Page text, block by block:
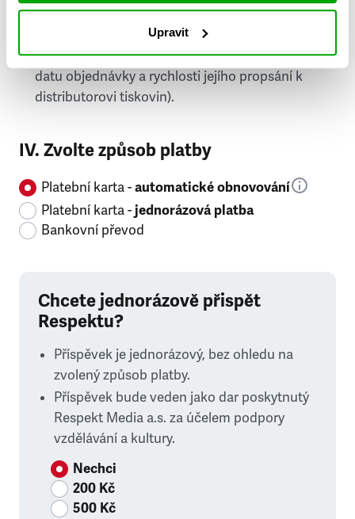
Upravit
doručování týdeníku Respekt v tištěné verzi, na
první vydání ve vaší schránce se můžete těšit
příští, nejpozději přespříští týden (v závislosti na
datu objednávky a rychlosti jejího propsání k
distributorovi tiskovin).
IV. Zvolte způsob platby
Platební karta -automatické obnovování
Platební karta -jednorázová platba
Bankovní převod
Chcete jednorázově přispět
Respektu?
Příspěvek je jednorázový, bez ohledu na
zvolený způsob platby.
Příspěvek bude veden jako dar poskytnutý
Respekt Media a.s. za účelem podpory
vzdělávání a kultury.
Nechci
200 Kč
500 Kč